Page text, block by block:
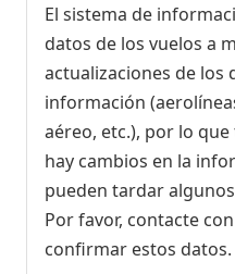
El sistema de
datos de los vuelos a
actualizaciones de los
información
aéreo, etc.), por lo
hay cambios en la
pueden tardar
Por favor, contacte
confirmar estos datos.